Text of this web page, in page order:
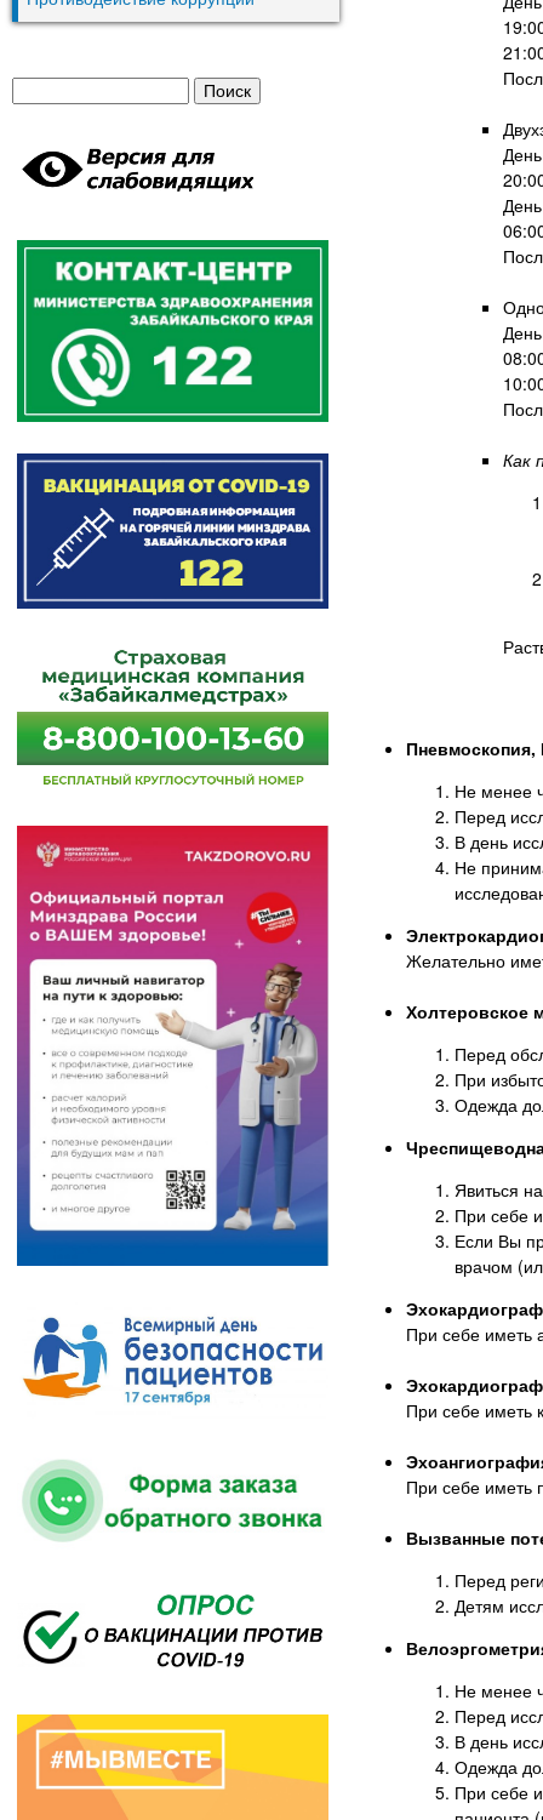
Как
Не менее
Перед
В день
Не
Желательно
Холтеровское
Перед
При
Одежда
Явиться
При себе
Если Вы
врачом
При себе иметь
При себе иметь
При себе иметь
Вызванные
Перед
Детям
Не менее
Перед
В день
Одежда
При себе
Ф
о
с
к